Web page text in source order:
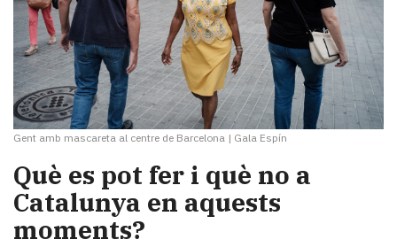
Gent amb mascareta al centre de Barcelona | Gala Espín
Què es pot fer i què no a
Catalunya en aquests
moments?